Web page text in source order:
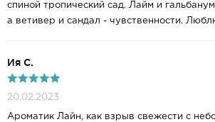
спиной тропический сад. Лайм и
а ветивер и сандал - чувственности.
Ия С.
20.02.2023
Ароматик Лайн, как взрыв свежести с